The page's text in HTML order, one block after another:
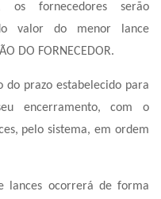
os fornecedores serão
valor do menor lance
DO FORNECEDOR.
prazo estabelecido para
encerramento, com o
pelo sistema, em ordem
lances ocorrerá de forma